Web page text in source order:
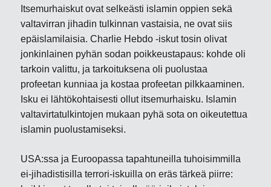
Itsemurhaiskut ovat selkeästi islamin oppien sekä
valtavirran jihadin tulkinnan vastaisia, ne ovat siis
epäislamilaisia. Charlie Hebdo -iskut tosin olivat
jonkinlainen pyhän sodan poikkeustapaus: kohde oli
tarkoin valittu, ja tarkoituksena oli puolustaa
profeetan kunniaa ja kostaa profeetan pilkkaaminen.
Isku ei lähtökohtaisesti ollut itsemurhaisku. Islamin
valtavirtatulkintojen mukaan pyhä sota on oikeutettua
islamin puolustamiseksi.
USA:ssa ja Euroopassa tapahtuneilla tuhoisimmilla
ei-jihadistisilla terrori-iskuilla on eräs tärkeä piirre: